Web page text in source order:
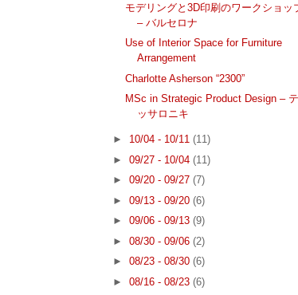
モデリングと3D印刷のワークショッ
– バルセロナ
Use of Interior Space for Furniture
Arrangement
Charlotte Asherson “2300”
MSc in Strategic Product Design – テ
ッサロニキ
► 10/04 - 10/11 (11)
► 09/27 - 10/04 (11)
► 09/20 - 09/27 (7)
► 09/13 - 09/20 (6)
► 09/06 - 09/13 (9)
► 08/30 - 09/06 (2)
► 08/23 - 08/30 (6)
► 08/16 - 08/23 (6)